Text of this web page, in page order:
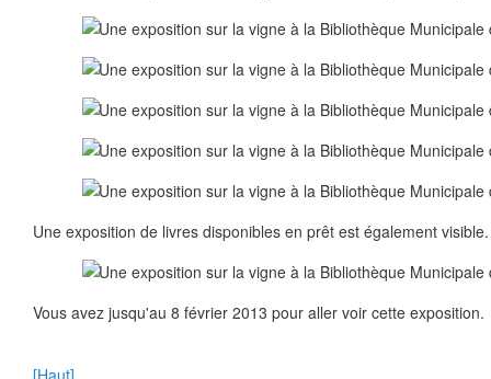
Une exposition de livres disponibles en prêt est également visible.
Vous avez jusqu'au 8 février 2013 pour aller voir cette exposition.
[Haut]